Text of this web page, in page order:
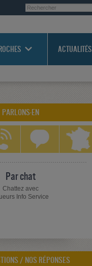
ACTUALITÉS
PARLONS-EN
Par chat
Chattez avec
Info Service
/ NOS RÉPONSES